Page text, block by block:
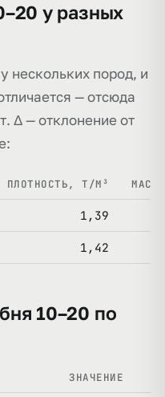
у разных
нескольких пород, и
— отсюда
Δ — отклонение от
ПЛОТНОСТЬ, Т/М³
1,39
1,42
10–20 по
ЗНАЧЕНИЕ